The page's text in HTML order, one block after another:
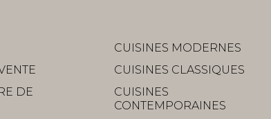
DE
CUISINES MODERNES
CUISINES CLASSIQUES
CUISINES
CONTEMPORAINES